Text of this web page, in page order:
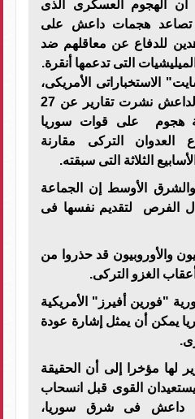
الهجوم العسكرى الذى
تصاعد هجمات داعش على
للدفاع عن معاقلهم ضد
التى تدعمها أنقرة.
الاستخباراتى الأمريكى،
فإن المواقع الإلكترونية لداعش نشرت تقارير عن 27
هجوم على قوات سوريا
العدوان التركى مقارنة
الأوسط إن الجماعة
الفرص لتقديم نفسها فى
والأوروبيون قد حذروا من
الغزو التركى.
"فورين أفيرز" الأمريكية
يمكن أن يمثل إشارة عودة
لها مؤخرا إلى أن الحقيقة
القوى قبل انسحاب
داعش فى شرق سوريا،